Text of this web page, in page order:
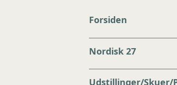
Forsiden
Nordisk 27
Udstillinger/Skuer/